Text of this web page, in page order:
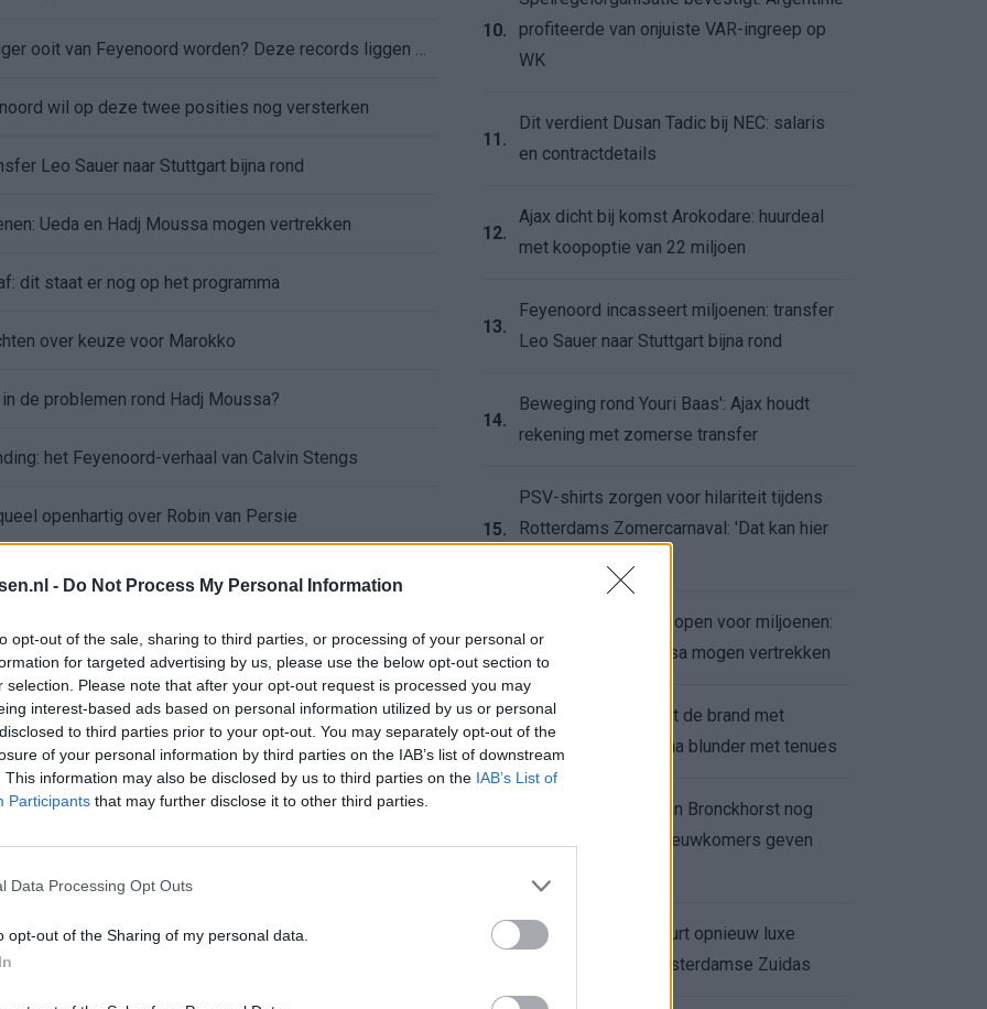
- Do Not Process My Personal Information
opt-out of the sale, sharing to third parties, or processing of your personal or
for targeted advertising by us, please use the below opt-out section to
selection. Please note that after your opt-out request is processed you may
interest-based ads based on personal information utilized by us or personal
to third parties prior to your opt-out. You may separately opt-out of the
of your personal information by third parties on the IAB’s list of downstream
This information may also be disclosed by us to third parties on the IAB’s List of
Participants that may further disclose it to other third parties.
Data Processing Opt Outs
opt-out of the Sharing of my personal data.
wil op deze twee posities nog versterken
Leo Sauer naar Stuttgart bijna rond
Ueda en Hadj Moussa mogen vertrekken
dit staat er nog op het programma
over keuze voor Marokko
de problemen rond Hadj Moussa?
het Feyenoord-verhaal van Calvin Stengs
openhartig over Robin van Persie
nieuw bod op Gjivai Zechiël?
"Die schaamte voel ik nog altijd"
nieuws in onzekere transferzomer
dag Feyenoord na storing met autocue
Wanneer is de loting voor de Champions League? PSV en Feyenoord weten dan hun tegenstanders
na omstreden strafschop zonder VAR
worden
Ajax-moment weer in herinnering
10.
profiteerde van onjuiste VAR-ingreep op
WK
11.
Dit verdient Dusan Tadic bij NEC: salaris
en contractdetails
12.
Ajax dicht bij komst Arokodare: huurdeal
met koopoptie van 22 miljoen
13.
Feyenoord incasseert miljoenen: transfer
Leo Sauer naar Stuttgart bijna rond
14.
Beweging rond Youri Baas': Ajax houdt
rekening met zomerse transfer
15.
PSV-shirts zorgen voor hilariteit tijdens
Rotterdams Zomercarnaval: 'Dat kan hier
16.
Feyenoord zet deur open voor miljoenen:
Ueda en Hadj Moussa mogen vertrekken
17.
Ajax helpt Burnley uit de brand met
afgeknipte sokken na blunder met tenues
Feyenoord onder Van Bronckhorst nog
altijd ongeslagen: nieuwkomers geven
19.
Hakim Ziyech verhuurt opnieuw luxe
appartement op Amsterdamse Zuidas